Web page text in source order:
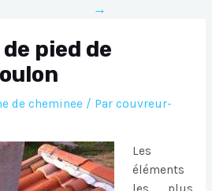
→
pied de
de cheminee/ Par couvreur-
Les
éléments